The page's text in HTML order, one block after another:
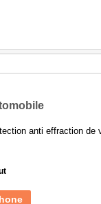
anti effraction